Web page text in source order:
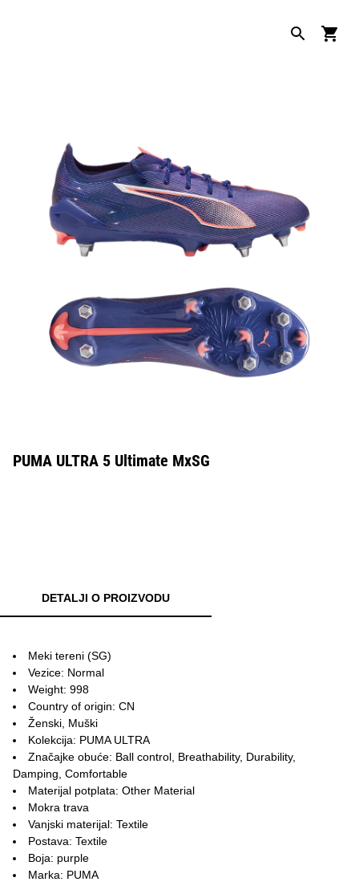
PUMA ULTRA 5 Ultimate MxSG
DETALJI O PROIZVODU
Meki tereni (SG)
Vezice: Normal
Weight: 998
Country of origin: CN
Ženski, Muški
Kolekcija: PUMA ULTRA
Značajke obuće: Ball control, Breathability, Durability,
Damping, Comfortable
Materijal potplata: Other Material
Mokra trava
Vanjski materijal: Textile
Postava: Textile
Boja: purple
Marka: PUMA